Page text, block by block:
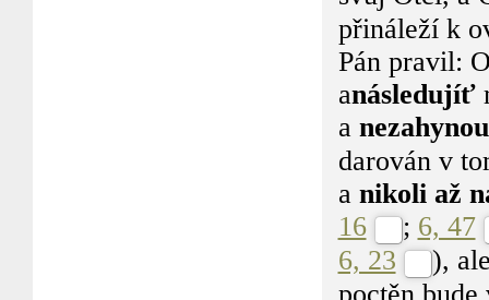
přináleží k
Pán pravil:
anásledujíť
a
darován v
a nikoli až
16
; 6, 47
6, 23
),